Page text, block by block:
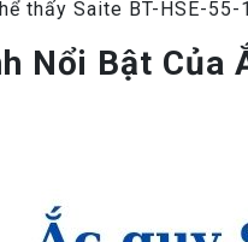
thấy Saite BT-HSE-
Nổi Bật Của